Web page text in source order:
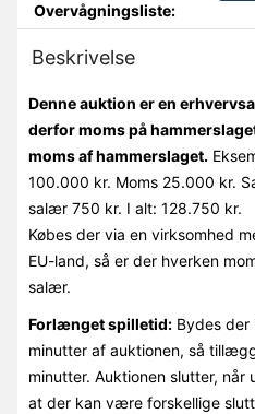
Overvågningsliste:
Beskrivelse
Denne auktion er en
derfor moms på
moms af hammerslaget.
100.000 kr. Moms 25.000 kr.
salær 750 kr. I alt: 128.750 kr.
Købes der via en virksomhed
EU-land, så er der hverken
salær.
Forlænget spilletid:Bydes der
minutter af auktionen, så
minutter. Auktionen slutter,
at der kan være forskellige